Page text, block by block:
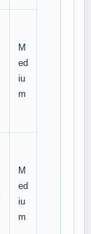
M
ed
iu
m
M
ed
iu
m